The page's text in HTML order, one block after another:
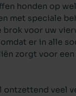
honden op
met speciale
voor uw
er in alle
zorgt voor
ontzettend veel